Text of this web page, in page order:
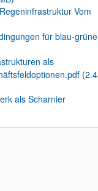
Vom
für blau-grüne
als
(2.4
als Scharnier